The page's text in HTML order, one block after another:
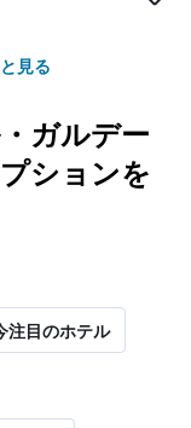
見る
ガルデー
ションを
注目のホテル